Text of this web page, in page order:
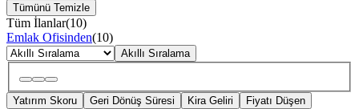
Tümünü Temizle
Tüm İlanlar(10)
Emlak Ofisinden(10)
Akıllı Sıralama
Yatırım Skoru Geri Dönüş Süresi Kira Geliri
Fiyatı Düşen